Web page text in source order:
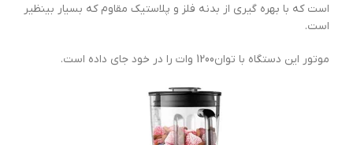
است که با بهره گیری از بدنه فلز و پلاستیک مقاوم که بسیار بینظیر
است.
موتور این دستگاه با توان1200 وات را در خود جای داده است.